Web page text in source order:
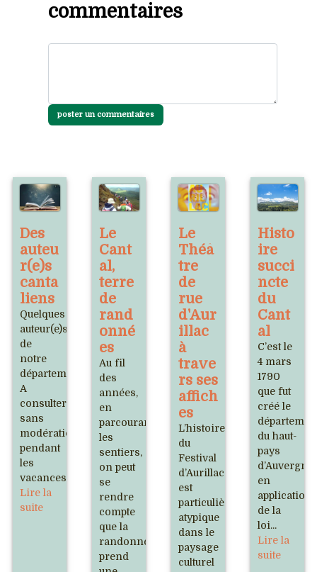
commentaires
poster un commentaires
Des
auteu
r(e)s
canta
liens
Quelques
auteur(e)s
de
notre
département.
A
consulter
sans
modération
pendant
les
vacances.
Lire la
suite
Le
Cant
al,
terre
de
rand
onné
es
Au fil
des
années,
en
parcourant
les
sentiers,
on peut
se
rendre
compte
que la
randonnée
prend
Le
Théâ
tre
de
rue
d'Aur
illac
à
trave
rs ses
affich
es
L’histoire
du
Festival
d’Aurillac
est
particulièrement
atypique
dans le
paysage
culturel
Histo
ire
succi
ncte
du
Cant
al
C’est le
4 mars
1790
que fut
créé le
du haut-
pays
d’Auvergne
en
application
de la
loi...
Lire la
suite